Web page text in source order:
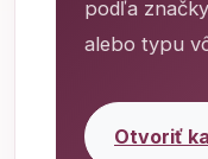
podľa
alebo typu
Otvoriť